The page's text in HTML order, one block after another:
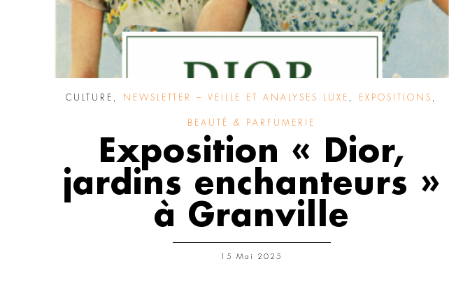
CULTURE NEWSLETTER – VEILLE ET ANALYSES LUXE EXPOSITIONS
BEAUTÉ & PARFUMERIE
Exposition « Dior,
jardins enchanteurs »
à Granville
15 Mai 2025